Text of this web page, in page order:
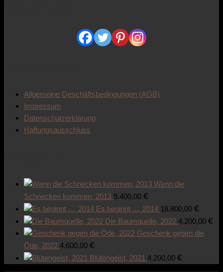
Allgemeine Geschäftsbedingungen (AGB)
Impressum
Datenschutzerklärung
Haftungsausschluss
Wenn die
Schnecken kommen, 2013 9.400,00 €
Es beginnt ..., 2014 18.800,00 €
Die Baumquelle, 2022 4.200,00 €
Geschenk gegen die
Öde, 2022 4.600,00 €
Blütengeist, 2021 4.200,00 €